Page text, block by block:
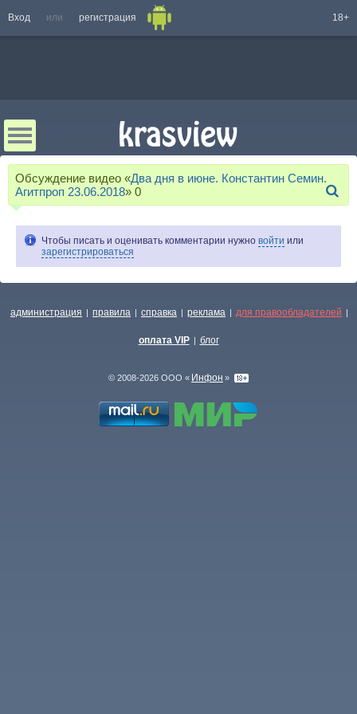
Вход или регистрация 18+
Обсуждение видео «Два дня в июне. Константин Семин.
Агитпроп 23.06.2018» 0
Чтобы писать и оценивать комментарии нужно войти или
зарегистрироваться
администрация | правила | справка | реклама | для правообладателей |
оплата VIP | блог
© 2008-2026 ООО « Инфон »